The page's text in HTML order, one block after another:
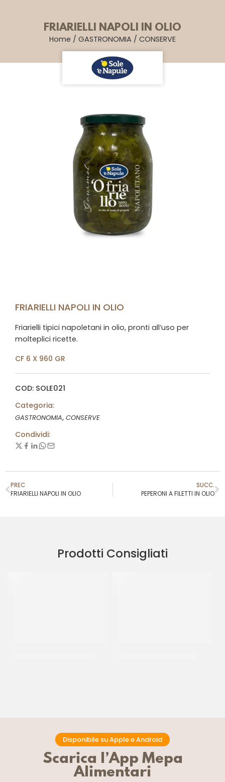
FRIARIELLI NAPOLI IN OLIO
Home / GASTRONOMIA / CONSERVE
FRIARIELLI NAPOLI IN OLIO
Friarielli tipici napoletani in olio, pronti all’uso per
molteplici ricette.
CF 6 X 960 GR
COD: SOLE021
Categoria:
GASTRONOMIA, CONSERVE
Condividi:
PREC
FRIARIELLI NAPOLI IN OLIO
SUCC.
PEPERONI A FILETTI IN OLIO
Prodotti Consigliati
Disponibile su Apple e Android
Scarica l’App Mepa
Alimentari